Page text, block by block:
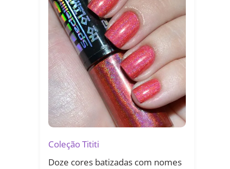
Coleção Tititi
Doze cores batizadas com nomes